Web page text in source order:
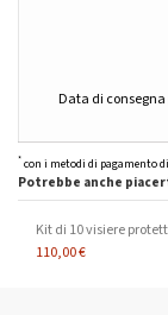
Data di
* con i metodi di pagamento
Potrebbe anche
Kit di 10 visiere
110,00 €